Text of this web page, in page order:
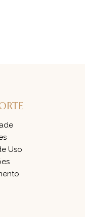
Uso